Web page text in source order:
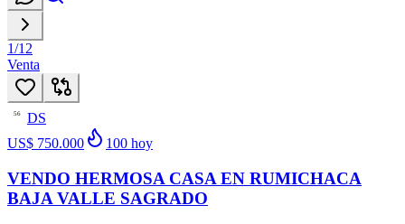
1/12
Venta
56
DS
US$ 750.000
100 hoy
VENDO HERMOSA CASA EN RUMICHACA
BAJA VALLE SAGRADO